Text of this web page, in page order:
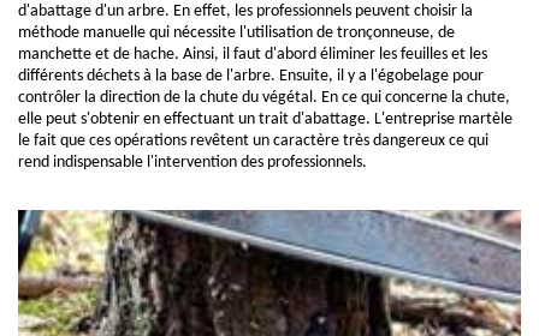
d'abattage d'un arbre. En effet, les professionnels peuvent choisir la
méthode manuelle qui nécessite l'utilisation de tronçonneuse, de
manchette et de hache. Ainsi, il faut d'abord éliminer les feuilles et les
différents déchets à la base de l'arbre. Ensuite, il y a l'égobelage pour
contrôler la direction de la chute du végétal. En ce qui concerne la chute,
elle peut s'obtenir en effectuant un trait d'abattage. L'entreprise martèle
le fait que ces opérations revêtent un caractère très dangereux ce qui
rend indispensable l'intervention des professionnels.